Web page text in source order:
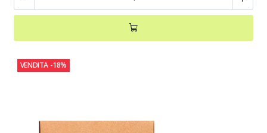
VENDITA -18%